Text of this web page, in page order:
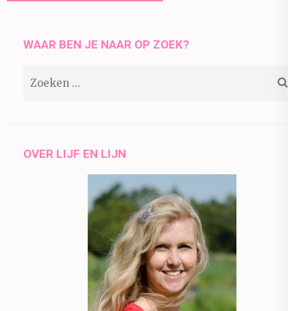
WAAR BEN JE NAAR OP ZOEK?
OVER LIJF EN LIJN